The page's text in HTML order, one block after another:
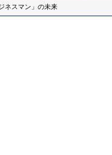
ネスマン」の未来